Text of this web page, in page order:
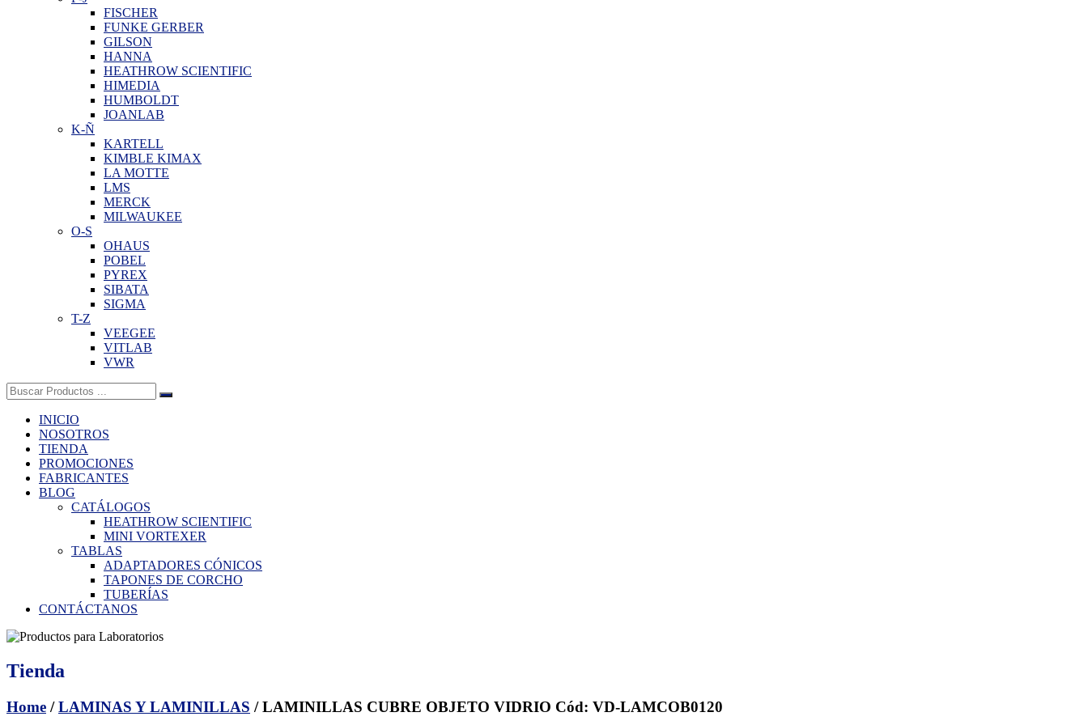
FISCHER
FUNKE GERBER
GILSON
HANNA
HEATHROW SCIENTIFIC
HIMEDIA
HUMBOLDT
JOANLAB
K-Ñ
KARTELL
KIMBLE KIMAX
LA MOTTE
LMS
MERCK
MILWAUKEE
O-S
OHAUS
POBEL
PYREX
SIBATA
SIGMA
T-Z
VEEGEE
VITLAB
VWR
Buscar:
INICIO
NOSOTROS
TIENDA
PROMOCIONES
FABRICANTES
BLOG
CATÁLOGOS
HEATHROW SCIENTIFIC
MINI VORTEXER
TABLAS
ADAPTADORES CÓNICOS
TAPONES DE CORCHO
TUBERÍAS
CONTÁCTANOS
Tienda
Home /LAMINAS Y LAMINILLAS / LAMINILLAS CUBRE OBJETO VIDRIO Cód: VD-LAMCOB0120